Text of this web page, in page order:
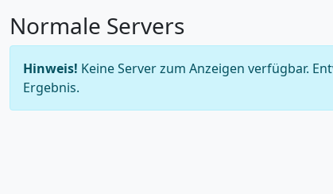
Normale Servers
Hinweis! Keine Server zum Anzeigen verfügbar.
Ergebnis.